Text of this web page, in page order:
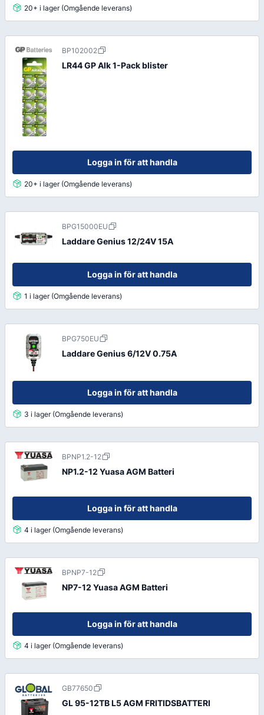
20+ i lager (Omgående leverans)
BP102002
LR44 GP Alk 1-Pack blister
Logga in för att handla
20+ i lager (Omgående leverans)
BPG15000EU
Laddare Genius 12/24V 15A
Logga in för att handla
1 i lager (Omgående leverans)
BPG750EU
Laddare Genius 6/12V 0.75A
Logga in för att handla
3 i lager (Omgående leverans)
BPNP1.2-12
NP1.2-12 Yuasa AGM Batteri
Logga in för att handla
4 i lager (Omgående leverans)
BPNP7-12
NP7-12 Yuasa AGM Batteri
Logga in för att handla
4 i lager (Omgående leverans)
GB77650
GL 95-12TB L5 AGM FRITIDSBATTERI